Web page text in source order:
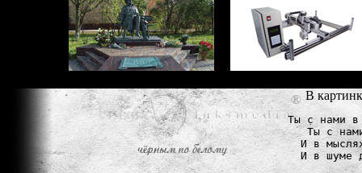
В
Ты с нами в
Ты с
И в
И в шуме